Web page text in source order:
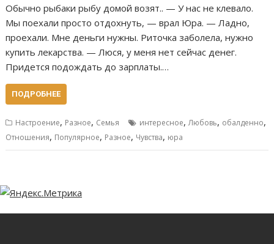
Обычно рыбаки рыбу домой возят.. — У нас не клевало.
Мы поехали просто отдохнуть, — врал Юра. — Ладно,
проехали. Мне деньги нужны. Риточка заболела, нужно
купить лекарства. — Люся, у меня нет сейчас денег.
Придется подождать до зарплаты.…
ПОДРОБНЕЕ
Настроение, Разное, Семья интересное,Любовь, обалденно,
Отношения, Популярное, Разное, Чувства, юра